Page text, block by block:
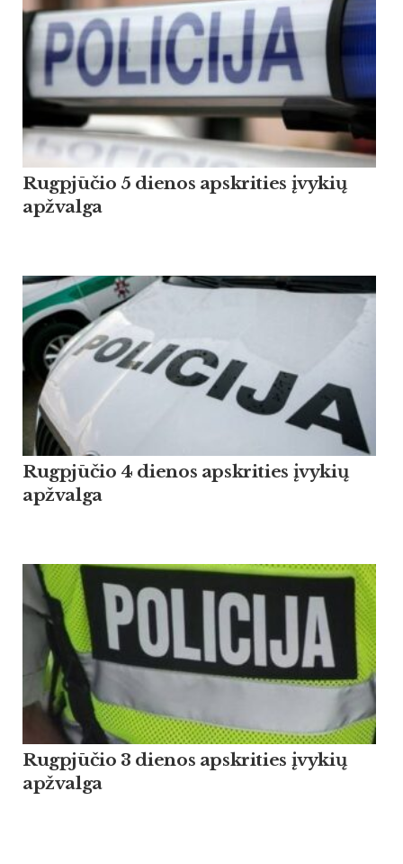
Rugpjūčio 5 dienos apskrities įvykių
apžvalga
Rugpjūčio 4 dienos apskrities įvykių
apžvalga
Rugpjūčio 3 dienos apskrities įvykių
apžvalga